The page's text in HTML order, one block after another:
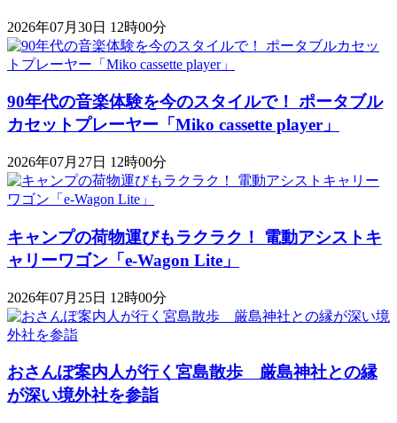
2026年07月30日 12時00分
90年代の音楽体験を今のスタイルで！ ポータブル
カセットプレーヤー「Miko cassette player」
2026年07月27日 12時00分
キャンプの荷物運びもラクラク！ 電動アシストキ
ャリーワゴン「​​e-Wagon Lite」
2026年07月25日 12時00分
おさんぽ案内人が行く宮島散歩 厳島神社との縁
が深い境外社を参詣